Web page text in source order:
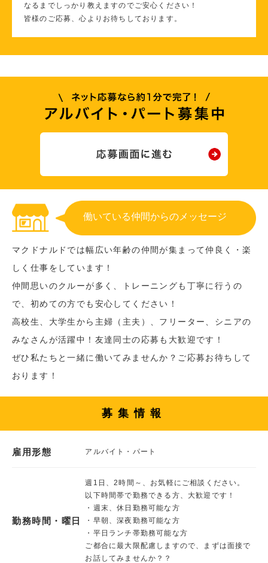
なるまでしっかり教えますのでご安心ください！
皆様のご応募、心よりお待ちしております。
働いている仲間からのメッセージ
マクドナルドでは幅広い年齢の仲間が集まって仲良く・楽
しく仕事をしています！
仲間思いのクルーが多く、トレーニングも丁寧に行うの
で、初めての方でも安心してください！
高校生、大学生から主婦（主夫）、フリーター、シニアの
みなさんが活躍中！友達同士の応募も大歓迎です！
ぜひ私たちと一緒に働いてみませんか？ご応募お待ちして
おります！
募集情報
雇用形態 アルバイト・パート
勤務時間・曜日
週1日、2時間～、お気軽にご相談ください。
以下時間帯で勤務できる方、大歓迎です！
・週末、休日勤務可能な方
・早朝、深夜勤務可能な方
・平日ランチ帯勤務可能な方
ご都合に最大限配慮しますので、まずは面接で
お話してみませんか？？